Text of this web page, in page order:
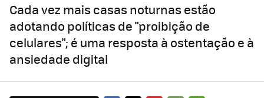
Cada vez mais casas noturnas estão
adotando políticas de "proibição de
celulares"; é uma resposta à ostentação e à
ansiedade digital